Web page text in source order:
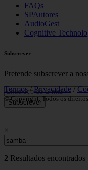
FAQs
SPAutores
AudioGest
Cognitive
Subscrever
Pretende subscrever a
Subscrever
Termos/Privacidade/
© Copyright. Todos os direitos
×
2 Resultados encontrados